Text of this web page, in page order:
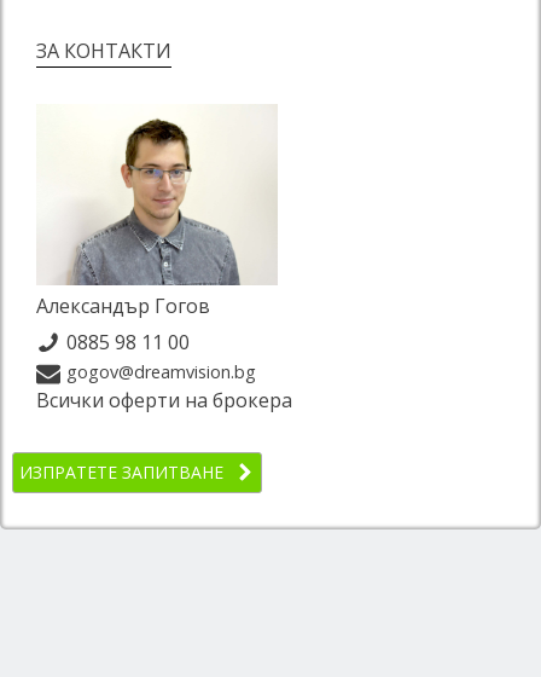
ЗА КОНТАКТИ
Александър Гогов
0885 98 11 00
gogov@dreamvision.bg
Всички оферти на брокера
ИЗПРАТЕТЕ ЗАПИТВАНЕ